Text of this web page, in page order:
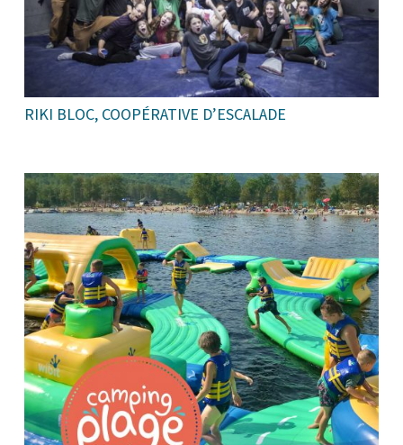
RIKI BLOC, COOPÉRATIVE D’ESCALADE